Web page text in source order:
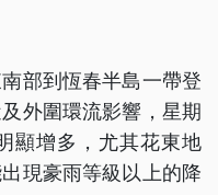
部到恆春半島一帶登
外圍環流影響，星期
顯增多，尤其花東地
現豪雨等級以上的降